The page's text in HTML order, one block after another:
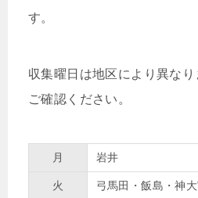
す。
収集曜日は地区により異な
ご確認ください。
月 岩井
火 弓馬田・飯島・神